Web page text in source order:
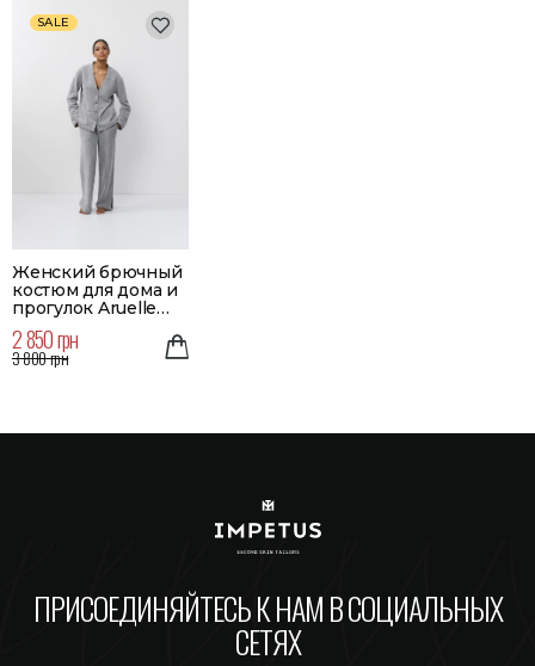
SALE
Женский брючный
костюм для дома и
прогулок Aruelle
Eugenie
2 850 грн
3 800 грн
ПРИСОЕДИНЯЙТЕСЬ К НАМ В СОЦИАЛЬНЫХ
СЕТЯХ